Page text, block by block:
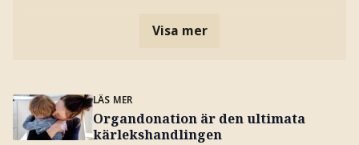
Visa mer
LÄS MER
Organdonation är den ultimata
kärlekshandlingen